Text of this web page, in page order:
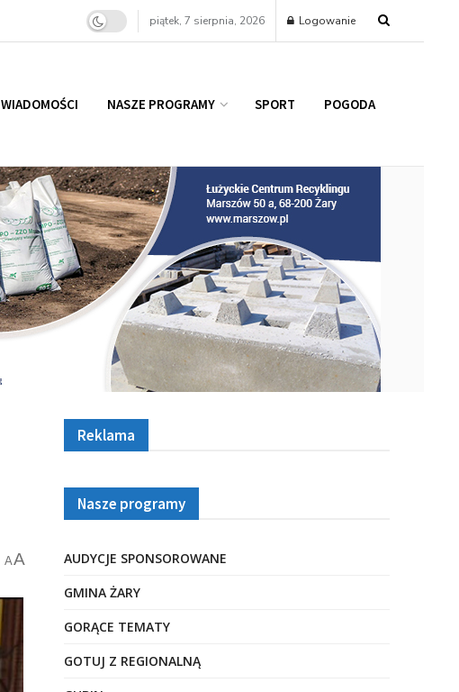
piątek, 7 sierpnia, 2026 Logowanie
WIADOMOŚCI NASZE PROGRAMY SPORT POGODA
AA
Reklama
Nasze programy
AUDYCJE SPONSOROWANE
GMINA ŻARY
GORĄCE TEMATY
GOTUJ Z REGIONALNĄ